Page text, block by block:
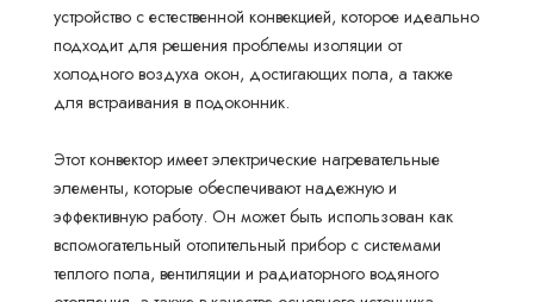
устройство с естественной конвекцией, которое идеально
подходит для решения проблемы изоляции от
холодного воздуха окон, достигающих пола, а также
для встраивания в подоконник.
Этот конвектор имеет электрические нагревательные
элементы, которые обеспечивают надежную и
эффективную работу. Он может быть использован как
вспомогательный отопительный прибор с системами
теплого пола, вентиляции и радиаторного водяного